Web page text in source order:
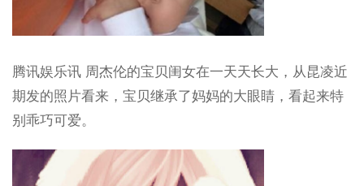
腾讯娱乐讯 周杰伦的宝贝闺女在一天天长大，从昆凌近
期发的照片看来，宝贝继承了妈妈的大眼睛，看起来特
别乖巧可爱。